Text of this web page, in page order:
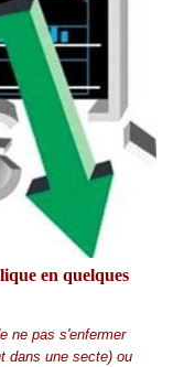
en quelques
ne pas s'enfermer
dans une secte) ou